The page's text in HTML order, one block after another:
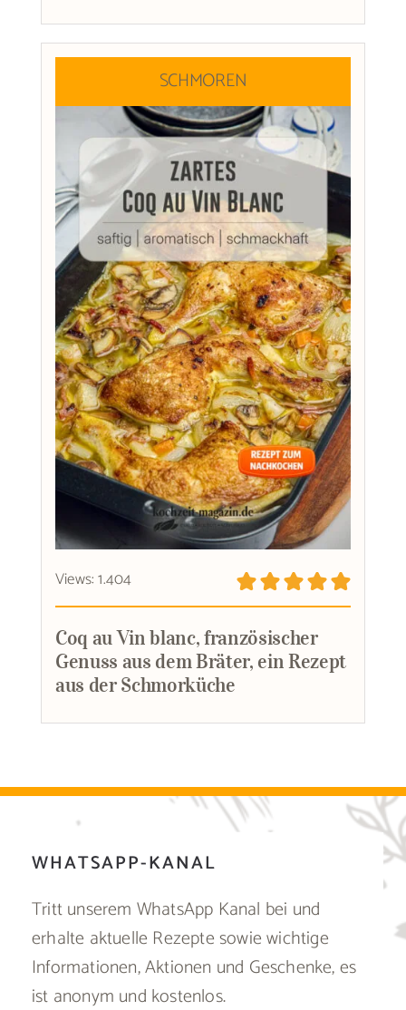
SCHMOREN
Views: 1.404
Coq au Vin blanc, französischer
Genuss aus dem Bräter, ein Rezept
aus der Schmorküche
WHATSAPP-KANAL
Tritt unserem WhatsApp Kanal bei und
erhalte aktuelle Rezepte sowie wichtige
Informationen, Aktionen und Geschenke, es
ist anonym und kostenlos.